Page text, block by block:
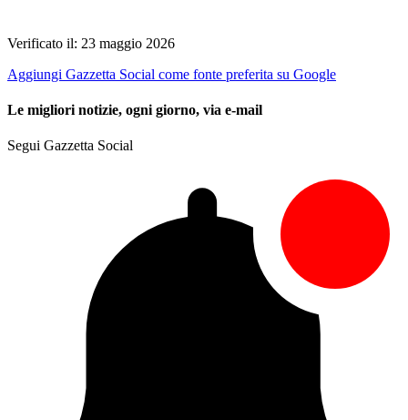
Verificato il: 23 maggio 2026
Aggiungi Gazzetta Social come fonte preferita su Google
Le migliori notizie, ogni giorno, via e-mail
Segui Gazzetta Social